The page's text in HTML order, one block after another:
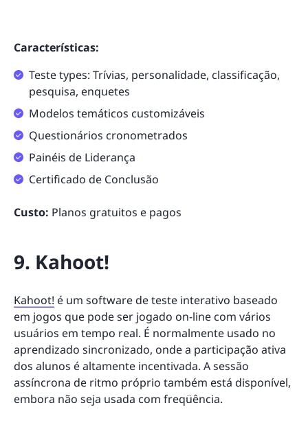
Características:
Teste types: Trívias, personalidade, classificação,
pesquisa, enquetes
Modelos temáticos customizáveis
Questionários cronometrados
Painéis de Liderança
Certificado de Conclusão
Custo: Planos gratuitos e pagos
9. Kahoot!
Kahoot! é um software de teste interativo baseado
em jogos que pode ser jogado on-line com vários
usuários em tempo real. É normalmente usado no
aprendizado sincronizado, onde a participação ativa
dos alunos é altamente incentivada. A sessão
assíncrona de ritmo próprio também está disponível,
embora não seja usada com freqüência.